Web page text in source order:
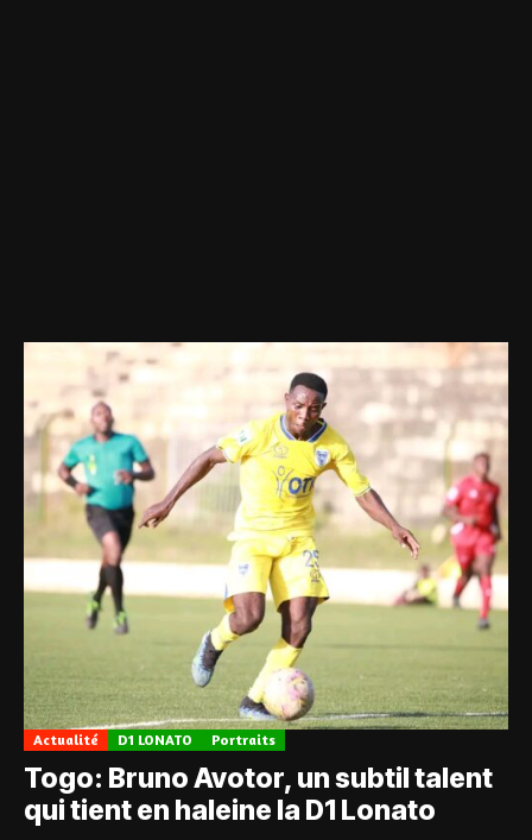
Actualité D1 LONATO Portraits
Togo: Bruno Avotor, un subtil talent
qui tient en haleine la D1 Lonato